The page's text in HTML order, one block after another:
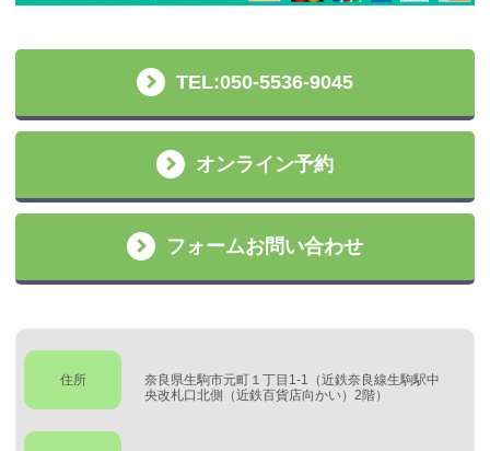
TEL:050-5536-9045
オンライン予約
フォームお問い合わせ
住所
奈良県生駒市元町１丁目1-1（近鉄奈良線生駒駅中
央改札口北側（近鉄百貨店向かい）2階）